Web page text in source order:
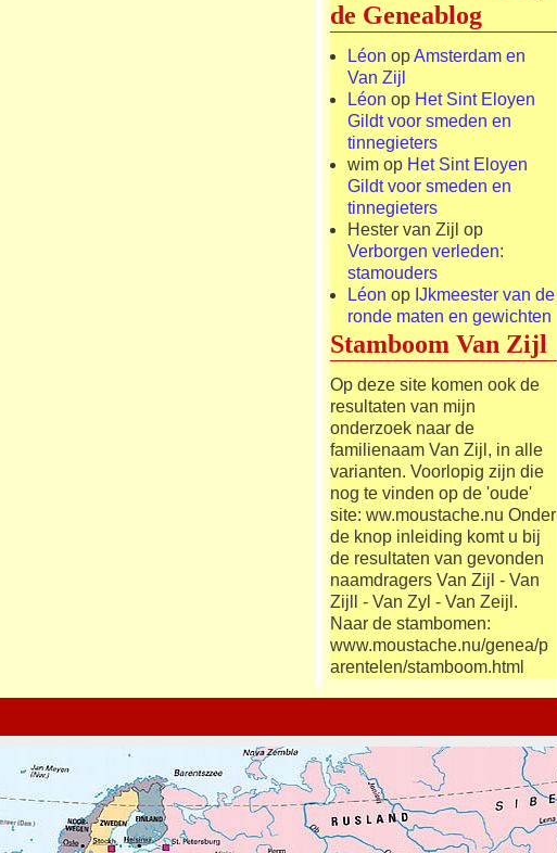
de Geneablog
Léon opAmsterdam en
Van Zijl
Léon op Het Sint Eloyen
Gildt voor smeden en
tinnegieters
wim op Het Sint Eloyen
Gildt voor smeden en
tinnegieters
Hester van Zijl op
Verborgen verleden:
stamouders
Léon op IJkmeester van de
ronde maten en gewichten
Stamboom Van Zijl
Op deze site komen ook de
resultaten van mijn
onderzoek naar de
familienaam Van Zijl, in alle
varianten. Voorlopig zijn die
nog te vinden op de 'oude'
site: ww.moustache.nu Onder
de knop inleiding komt u bij
de resultaten van gevonden
naamdragers Van Zijl - Van
Zijll - Van Zyl - Van Zeijl.
Naar de stambomen:
www.moustache.nu/genea/p
arentelen/stamboom.html